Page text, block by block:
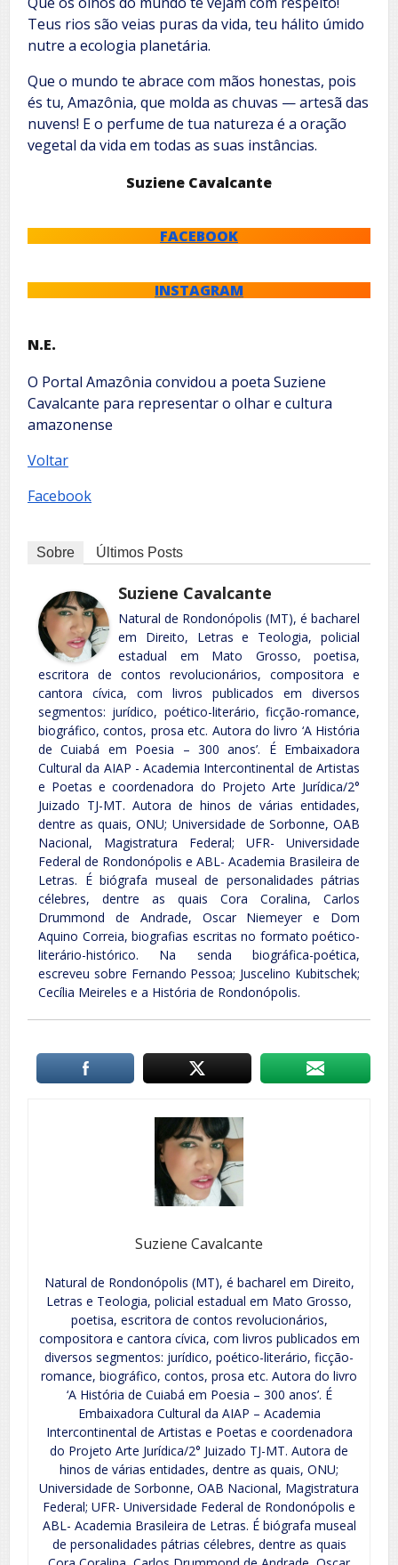
Teus rios são veias puras da vida, teu hálito úmido
nutre a ecologia planetária.
Que o mundo te abrace com mãos honestas, pois
és tu, Amazônia, que molda as chuvas — artesã das
nuvens! E o perfume de tua natureza é a oração
vegetal da vida em todas as suas instâncias.
Suziene Cavalcante
FACEBOOK
INSTAGRAM
N.E.
O Portal Amazônia convidou a poeta Suziene
Cavalcante para representar o olhar e cultura
amazonense
Voltar
Facebook
Sobre Últimos Posts
Suziene Cavalcante
Natural de Rondonópolis (MT), é bacharel
em Direito, Letras e Teologia, policial
estadual em Mato Grosso, poetisa,
escritora de contos revolucionários, compositora e
cantora cívica, com livros publicados em diversos
segmentos: jurídico, poético-literário, ficção-romance,
biográfico, contos, prosa etc. Autora do livro ‘A História
de Cuiabá em Poesia – 300 anos’. É Embaixadora
Cultural da AIAP - Academia Intercontinental de Artistas
e Poetas e coordenadora do Projeto Arte Jurídica/2°
Juizado TJ-MT. Autora de hinos de várias entidades,
dentre as quais, ONU; Universidade de Sorbonne, OAB
Nacional, Magistratura Federal; UFR- Universidade
Federal de Rondonópolis e ABL- Academia Brasileira de
Letras. É biógrafa museal de personalidades pátrias
célebres, dentre as quais Cora Coralina, Carlos
Drummond de Andrade, Oscar Niemeyer e Dom
Aquino Correia, biografias escritas no formato poético-
literário-histórico. Na senda biográfica-poética,
escreveu sobre Fernando Pessoa; Juscelino Kubitschek;
Cecília Meireles e a História de Rondonópolis.
Suziene Cavalcante
Natural de Rondonópolis (MT), é bacharel em Direito,
Letras e Teologia, policial estadual em Mato Grosso,
poetisa, escritora de contos revolucionários,
compositora e cantora cívica, com livros publicados em
diversos segmentos: jurídico, poético-literário, ficção-
romance, biográfico, contos, prosa etc. Autora do livro
‘A História de Cuiabá em Poesia – 300 anos’. É
Embaixadora Cultural da AIAP – Academia
Intercontinental de Artistas e Poetas e coordenadora
do Projeto Arte Jurídica/2° Juizado TJ-MT. Autora de
hinos de várias entidades, dentre as quais, ONU;
Universidade de Sorbonne, OAB Nacional, Magistratura
Federal; UFR- Universidade Federal de Rondonópolis e
ABL- Academia Brasileira de Letras. É biógrafa museal
de personalidades pátrias célebres, dentre as quais